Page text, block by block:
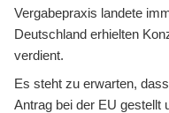
Vergabepraxis landete
Deutschland erhielten
verdient.
Es steht zu erwarten,
Antrag bei der EU gestellt